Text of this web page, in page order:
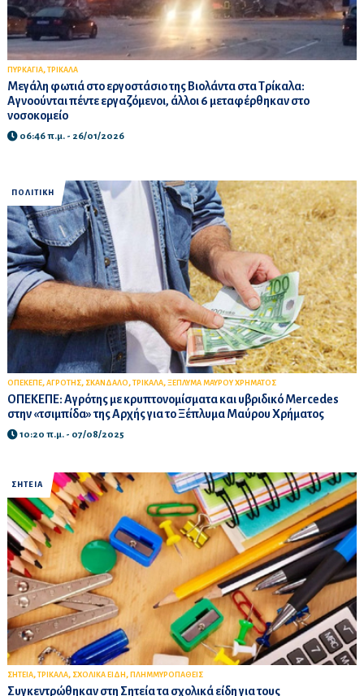
ΠΥΡΚΑΓΙΑ, ΤΡΙΚΑΛΑ
Μεγάλη φωτιά στο εργοστάσιο της Βιολάντα στα Τρίκαλα:
Αγνοούνται πέντε εργαζόμενοι, άλλοι 6 μεταφέρθηκαν στο
νοσοκομείο
06:46 π.μ. - 26/01/2026
ΠΟΛΙΤΙΚΗ
ΟΠΕΚΕΠΕ, ΑΓΡΟΤΗΣ, ΣΚΑΝΔΑΛΟ, ΤΡΙΚΑΛΑ, ΞΕΠΛΥΜΑ ΜΑΥΡΟΥ ΧΡΗΜΑΤΟΣ
ΟΠΕΚΕΠΕ: Αγρότης με κρυπτονομίσματα και υβριδικό Mercedes
στην «τσιμπίδα» της Αρχής για το Ξέπλυμα Μαύρου Χρήματος
10:20 π.μ. - 07/08/2025
ΣΗΤΕΙΑ
ΣΗΤΕΙΑ, ΤΡΙΚΑΛΑ, ΣΧΟΛΙΚΑ ΕΙΔΗ , ΠΛΗΜΜΥΡΟΠΑΘΕΙΣ
Συγκεντρώθηκαν στη Σητεία τα σχολικά είδη για τους